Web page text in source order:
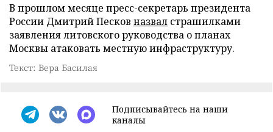
В прошлом месяце пресс-секретарь президента
России Дмитрий Песков назвал страшилками
заявления литовского руководства о планах
Москвы атаковать местную инфраструктуру.
Текст: Вера Басилая
Подписывайтесь на наши
каналы